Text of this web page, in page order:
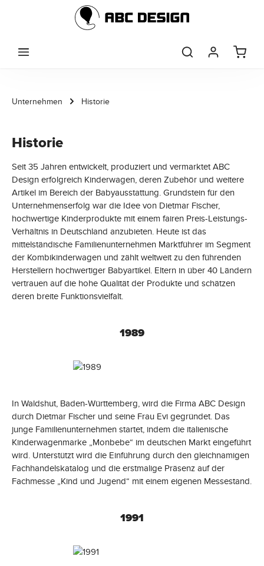
Zum Hauptinhalt springen
Unternehmen Historie
Historie
Seit 35 Jahren entwickelt, produziert und vermarktet ABC
Design erfolgreich Kinderwagen, deren Zubehör und weitere
Artikel im Bereich der Babyausstattung. Grundstein für den
Unternehmenserfolg war die Idee von Dietmar Fischer,
hochwertige Kinderprodukte mit einem fairen Preis-Leistungs-
Verhältnis in Deutschland anzubieten. Heute ist das
mittelständische Familienunternehmen Marktführer im Segment
der Kombikinderwagen und zählt weltweit zu den führenden
Herstellern hochwertiger Babyartikel. Eltern in über 40 Ländern
vertrauen auf die hohe Qualität der Produkte und schätzen
deren breite Funktionsvielfalt.
1989
In Waldshut, Baden-Württemberg, wird die Firma ABC Design
durch Dietmar Fischer und seine Frau Evi gegründet. Das
junge Familienunternehmen startet, indem die italienische
Kinderwagenmarke „Monbebe“ im deutschen Markt eingeführt
wird. Unterstützt wird die Einführung durch den gleichnamigen
Fachhandelskatalog und die erstmalige Präsenz auf der
Fachmesse „Kind und Jugend“ mit einem eigenen Messestand.
1991